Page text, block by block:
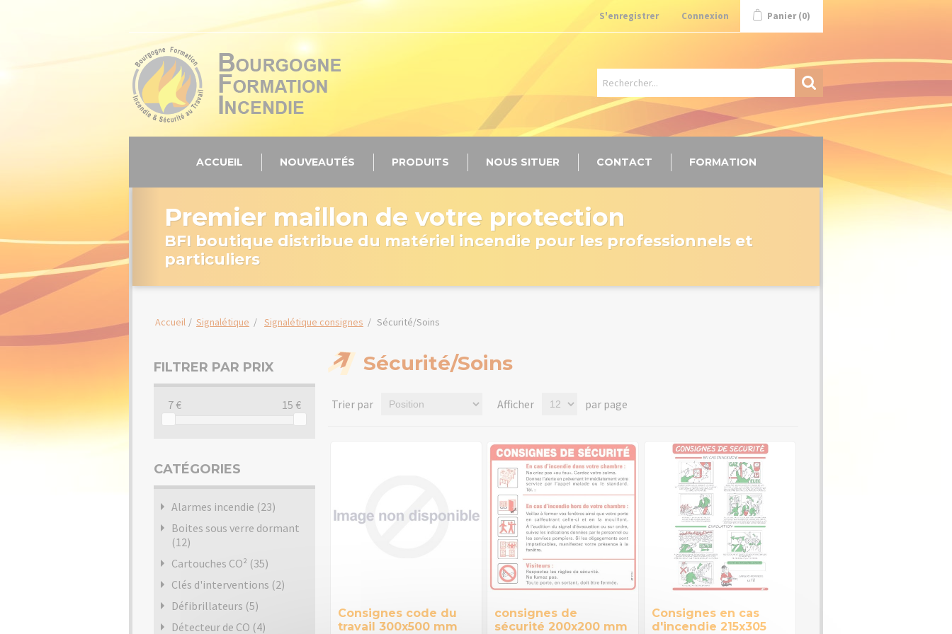
S'enregistrer Connexion Panier (0)
ACCUEIL NOUVEAUTÉS PRODUITS NOUS SITUER CONTACT FORMATION
Premier maillon de votre protection
BFI boutique distribue du matériel incendie pour les professionnels et
particuliers
Accueil / Signalétique / Signalétique consignes / Sécurité/Soins
FILTRER PAR PRIX
7 15
CATÉGORIES
Alarmes incendie (23)
Boites sous verre dormant
(12)
Cartouches CO² (35)
Clés d'interventions (2)
Défibrillateurs (5)
Détecteur de CO (4)
Sécurité/Soins
Trier par Afficher par page
Consignes code du
travail 300x500 mm
consignes de
sécurité 200x200 mm
Consignes en cas
d'incendie 215x305